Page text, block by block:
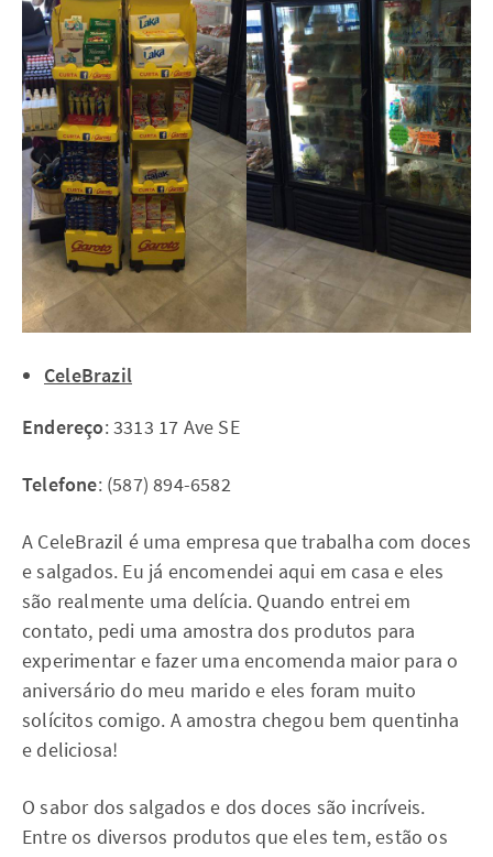
CeleBrazil
Endereço: 3313 17 Ave SE
Telefone: (587) 894-6582
A CeleBrazil é uma empresa que trabalha com doces
e salgados. Eu já encomendei aqui em casa e eles
são realmente uma delícia. Quando entrei em
contato, pedi uma amostra dos produtos para
experimentar e fazer uma encomenda maior para o
aniversário do meu marido e eles foram muito
solícitos comigo. A amostra chegou bem quentinha
e deliciosa!
O sabor dos salgados e dos doces são incríveis.
Entre os diversos produtos que eles tem, estão os